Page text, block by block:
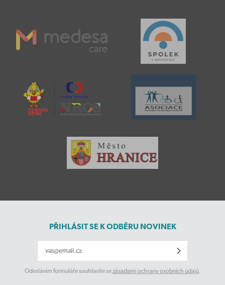
PŘIHLÁSIT SE K ODBĚRU NOVINEK
Odesláním formuláře souhlasíte sezásadami ochrany osobních údajů.